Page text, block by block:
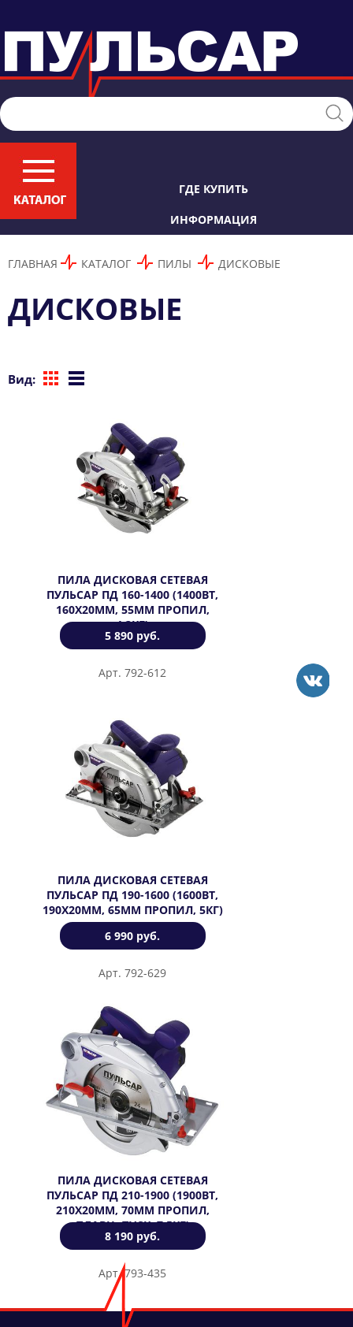
ГДЕ КУПИТЬ
ИНФОРМАЦИЯ
ГЛАВНАЯ КАТАЛОГ ПИЛЫ ДИСКОВЫЕ
ДИСКОВЫЕ
Вид:
ПИЛА ДИСКОВАЯ СЕТЕВАЯ
ПУЛЬСАР ПД 160-1400 (1400ВТ,
160Х20ММ, 55ММ ПРОПИЛ,
4,3КГ)
5 890 руб.
Арт. 792-612
ПИЛА ДИСКОВАЯ СЕТЕВАЯ
ПУЛЬСАР ПД 190-1600 (1600ВТ,
190Х20ММ, 65ММ ПРОПИЛ, 5КГ)
6 990 руб.
Арт. 792-629
ПИЛА ДИСКОВАЯ СЕТЕВАЯ
ПУЛЬСАР ПД 210-1900 (1900ВТ,
210Х20ММ, 70ММ ПРОПИЛ,
ПЛАВН. ПУСК, 7,5КГ)
8 190 руб.
Арт. 793-435